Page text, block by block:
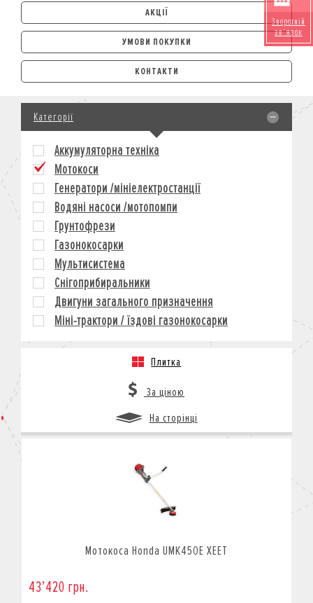
АКЦІЇ
УМОВИ ПОКУПКИ
АВТОМОБІЛІ
ЛІЗИНГ
КРЕДИТ
СТРАХУВАННЯ
КОРПОРАТИВНИМ КЛІЄНТАМ
МОТОЦИКЛИ
КРЕДИТ
СТРАХУВАННЯ
КОРПОРАТИВНИМ КЛІЄНТАМ
КОНТАКТИ
Зворотній
зв'язок
Категорії
Аккумуляторна техніка
Мотокоси
Генератори /мініелектростанції
Водяні насоси /мотопомпи
Грунтофрези
Газонокосарки
Мультисистема
Снігоприбиральники
Двигуни загального призначення
Міні-трактори / їздові газонокосарки
Плитка
За ціною
На сторінці
Мотокоса Honda UMK450E XEET
43’420 грн.